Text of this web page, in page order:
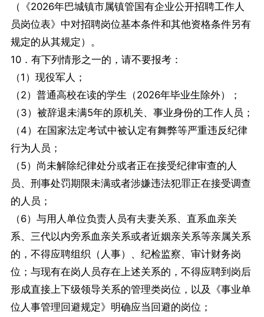
（《2026年巴城镇市属镇管国有企业公开招聘工作人
员岗位表》中对招聘岗位基本条件和其他资格条件另有
规定的从其规定）。
10．有下列情形之一的，请不要报考：
（1）现役军人；
（2）普通高校在读的学生（2026年毕业生除外）；
（3）被辞退未满5年的原机关、事业身份的工作人员；
（4）在国家法定考试中被认定有舞弊等严重违反纪律
行为人员；
（5）尚未解除纪律处分或者正在接受纪律审查的人
员、刑事处罚期限未满或者涉嫌违法犯罪正在接受调查
的人员；
（6）与用人单位负责人员有夫妻关系、直系血亲关
系、三代以内旁系血亲关系或者近姻亲关系等亲属关系
的，不得应聘组织（人事）、纪检监察、审计财务岗
位；与现有在岗人员存在上述关系的，不得应聘到岗后
形成直接上下级领导关系的管理类岗位，以及《事业单
位人事管理回避规定》明确应当回避的岗位；